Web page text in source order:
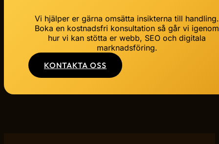
Vi hjälper er gärna omsätta insikterna till handling.
Boka en kostnadsfri konsultation så går vi igenom
hur vi kan stötta er webb, SEO och digitala
marknadsföring.
KONTAKTA OSS